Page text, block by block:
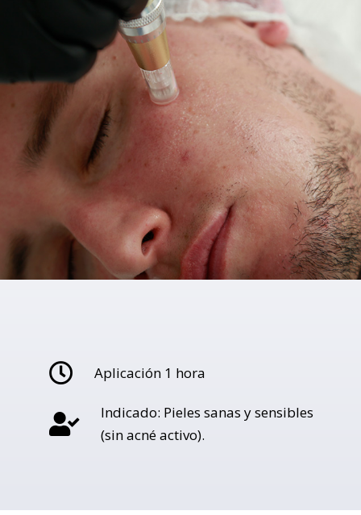
 Aplicación 1 hora

Indicado: Pieles sanas y sensibles
(sin acné activo).